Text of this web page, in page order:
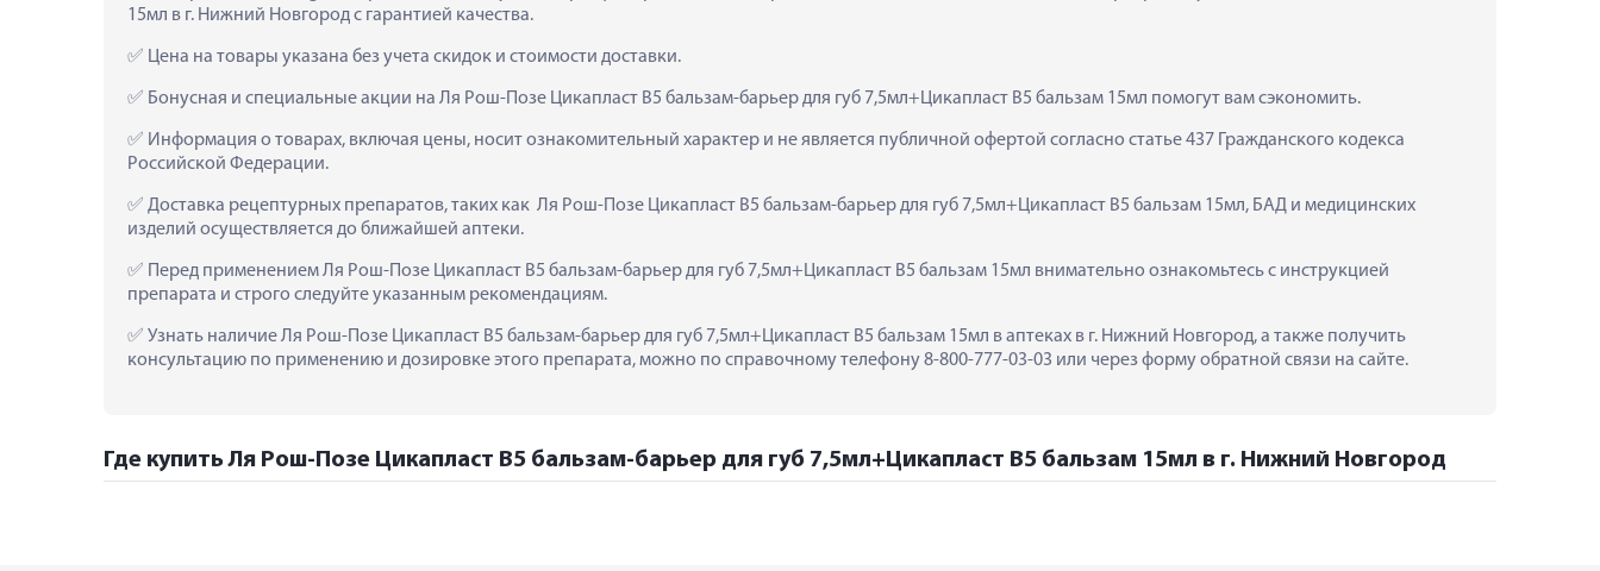
15мл в г. Нижний Новгород с гарантией качества.
Цена на товары указана без учета скидок и стоимости доставки.
Бонусная и специальные акции на Ля Рош-Позе Цикапласт В5 бальзам-барьер для губ 7,5мл+Цикапласт В5 бальзам 15мл помогут вам сэкономить.
Информация о товарах, включая цены, носит ознакомительный характер и не является публичной офертой согласно статье 437 Гражданского кодекса
Российской Федерации.
Доставка рецептурных препаратов, таких как  Ля Рош-Позе Цикапласт В5 бальзам-барьер для губ 7,5мл+Цикапласт В5 бальзам 15мл, БАД и медицинских
изделий осуществляется до ближайшей аптеки.
Перед применением Ля Рош-Позе Цикапласт В5 бальзам-барьер для губ 7,5мл+Цикапласт В5 бальзам 15мл внимательно ознакомьтесь с инструкцией
препарата и строго следуйте указанным рекомендациям.
Узнать наличие Ля Рош-Позе Цикапласт В5 бальзам-барьер для губ 7,5мл+Цикапласт В5 бальзам 15мл в аптеках в г. Нижний Новгород, а также получить
консультацию по применению и дозировке этого препарата, можно по справочному телефону 8-800-777-03-03 или через форму обратной связи на сайте.
Где купить Ля Рош-Позе Цикапласт В5 бальзам-барьер для губ 7,5мл+Цикапласт В5 бальзам 15мл в г. Нижний Новгород